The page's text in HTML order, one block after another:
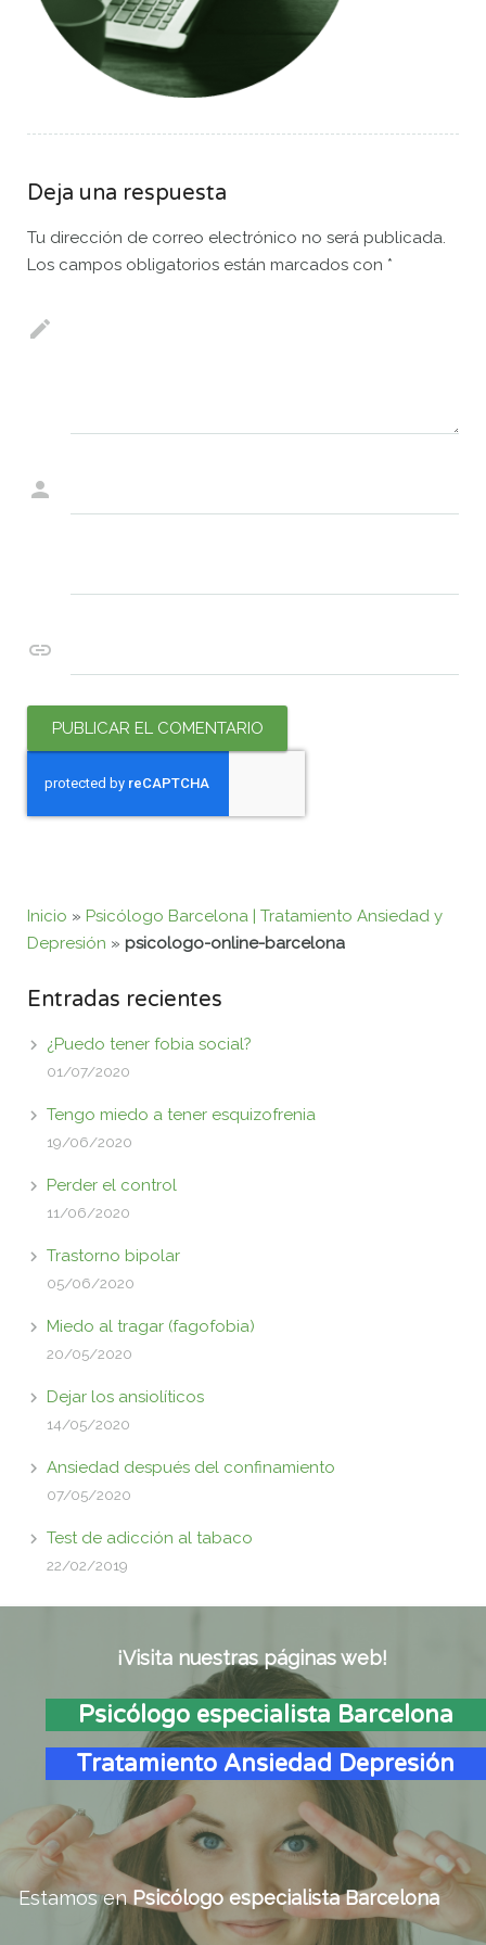
Deja una respuesta
Tu dirección de correo electrónico no será publicada.
Los campos obligatorios están marcados con *
Inicio » Psicólogo Barcelona | Tratamiento Ansiedad y
Depresión » psicologo-online-barcelona
Entradas recientes
¿Puedo tener fobia social?
01/07/2020
Tengo miedo a tener esquizofrenia
19/06/2020
Perder el control
11/06/2020
Trastorno bipolar
05/06/2020
Miedo al tragar (fagofobia)
20/05/2020
Dejar los ansiolíticos
14/05/2020
Ansiedad después del confinamiento
07/05/2020
Test de adicción al tabaco
22/02/2019
¡Visita nuestras páginas web!
Psicólogo especialista Barcelona
Tratamiento Ansiedad Depresión
Estamos enPsicólogo especialista Barcelona